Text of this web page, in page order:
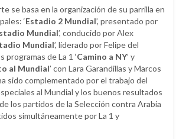
se basa en la organización de su parrilla en
‘Estadio 2 Mundial’, presentado por
Mundial’, conducido por Alex
Mundial’, liderado por Felipe del
programas de La 1 ‘Camino a NY’ y
al Mundial’ con Lara Garandillas y Marcos
sido complementado por el trabajo del
al Mundial y los buenos resultados
los partidos de la Selección contra Arabia
simultáneamente por La 1 y